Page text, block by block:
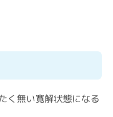
く無い寛解状態になる